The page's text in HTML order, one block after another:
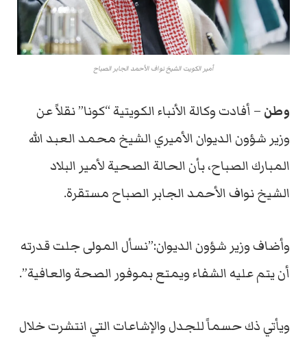
أمير الكويت الشيخ نواف الأحمد الجابر الصباح
وطن – أفادت وكالة الأنباء الكويتية “كونا” نقلاً عن
وزير شؤون الديوان الأميري الشيخ محمد العبد الله
المبارك الصباح، بأن الحالة الصحية لأمير البلاد
الشيخ نواف الأحمد الجابر الصباح مستقرة.
وأضاف وزير شؤون الديوان:”نسأل المولى جلت قدرته
أن يتم عليه الشفاء ويمتع بموفور الصحة والعافية”.
ويأتي ذك حسماً للجدل والإشاعات التي انتشرت خلال